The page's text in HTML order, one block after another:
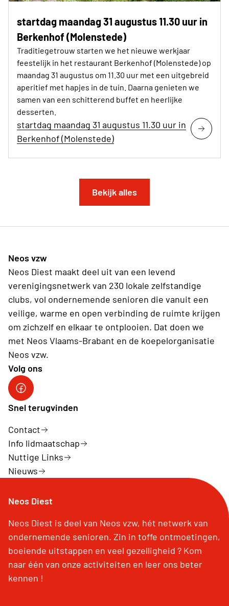
startdag maandag 31 augustus 11.30 uur in
Berkenhof (Molenstede)
Traditiegetrouw starten we het nieuwe werkjaar
feestelijk in het restaurant Berkenhof (Molenstede) op
maandag 31 augustus om 11.30 uur met een uitgebreid
aperitief met hapjes in de tuin. Daarna genieten we
samen van een schitterend buffet en heerlijke
desserten.
startdag maandag 31 augustus 11.30 uur in
Berkenhof (Molenstede)
Bekijk alles
Neos vzw
Neos Diest maakt deel uit van een levend
verenigingsnetwerk van 230 lokale zelfstandige
clubs, vol ondernemende senioren die vanuit een
veilige, warme en open verbinding de ruimte krijgen
om zichzelf en elkaar te ontplooien. Dat doen we
met Neos Vlaams-Brabant en de koepelorganisatie
Neos vzw.
Volg ons
Snel terugvinden
Contact
Info lidmaatschap
Nuttige Links
Nieuws
Neos Diest
Neos Diest is deel van Neos vzw, hét netwerk van
ondernemende senioren. Zin in toffe ontmoetingen,
boeiende uitstappen en veel gezelligheid ? Kom
naar één van onze activiteiten en leer ons beter
kennen !